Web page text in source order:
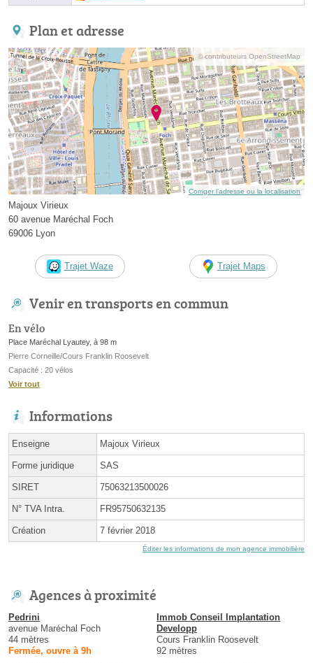
Plan et adresse
© contributeurs OpenStreetMap
Corriger l’adresse ou la localisation
Majoux Virieux
60 avenue Maréchal Foch
69006 Lyon
Trajet Waze Trajet Maps
Venir en transports en commun
En vélo
Place Maréchal Lyautey, à 98 m
Pierre Corneille/Cours Franklin Roosevelt
Capacité : 20 vélos
Voir tout
Informations
Enseigne Majoux Virieux
Forme juridique SAS
SIRET 75063213500026
N° TVA Intra. FR95750632135
Création 7 février 2018
Éditer les informations de mon agence immobilière
Agences à proximité
Pedrini
avenue Maréchal Foch
44 mètres
Fermée, ouvre à 9h
Immob Conseil Implantation
Developp
Cours Franklin Roosevelt
92 mètres